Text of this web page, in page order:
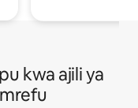
kwa ajili ya